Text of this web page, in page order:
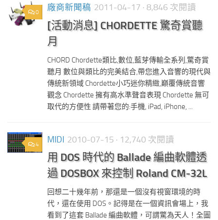
0 廠商新聞稿 2011-04-17 · 8,846 次閱讀
[活動消息] CHORDETTE 驚奇賞聽
月
CHORD Chordette類比,數位,藍芽傳輸全系列,驚奇賞
聽月 數位與類比的完美結合,帶您進入音響的現代與
傳統新領域 Chordette小巧迷你精緻,巔覆傳統音響
觀念 Chordette 擁有高水準聲音表現 Chordette 無可
取代的方便性 請帶著您的:手機, iPad, iPhone, ...
4 MIDI 2010-07-15 · 12,740 次閱讀
用 DOS 時代的 Ballade 編曲軟體透
過 DOSBOX 來控制 Roland CM-32L
回想二十幾年前，那還是一個沒有視窗環境的時
代，還在使用 DOS。記得是在一個資訊會場上，我
看到了這套 Ballade 編曲軟體，可謂驚為天人！全圖